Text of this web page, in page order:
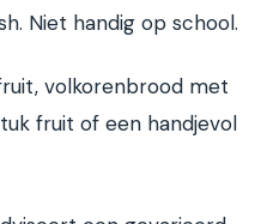
Niet handig op school.
volkorenbrood met
fruit of een handjevol